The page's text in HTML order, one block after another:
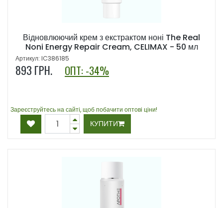
Відновлюючий крем з екстрактом ноні The Real
Noni Energy Repair Cream, CELIMAX - 50 мл
Артикул: IC386185
893 ГРН. ОПТ: -34%
Зареєструйтесь на сайті, щоб побачити оптові ціни!
КУПИТИ